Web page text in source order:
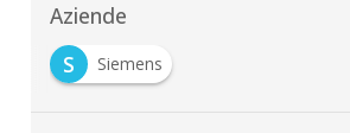
Aziende
S
Siemens